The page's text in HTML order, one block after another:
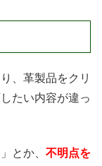
、革製品をクリ
たい内容が違っ
とか、 不明点を